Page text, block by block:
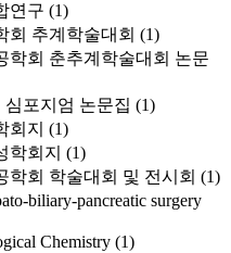
연구 (1)
회 추계학술대회 (1)
학회 춘추계학술대회 논문
심포지엄 논문집 (1)
회지 (1)
학회지 (1)
학회 학술대회 및 전시회 (1)
biliary-pancreatic surgery
Chemistry (1)